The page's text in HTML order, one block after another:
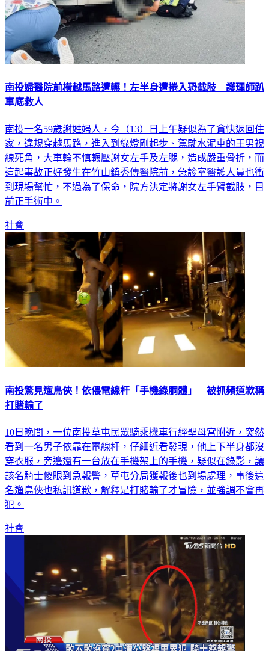
南投婦醫院前橫越馬路遭輾！左半身遭捲入恐截肢 護理師趴
車底救人
南投一名59歲謝姓婦人，今（13）日上午疑似為了貪快返回住
家，違規穿越馬路，進入到綠燈剛起步、駕駛水泥車的王男視
線死角，大車輪不慎輾壓謝女左手及左腿，造成嚴重骨折，而
這起事故正好發生在竹山鎮秀傳醫院前，急診室醫護人員也衝
到現場幫忙，不過為了保命，院方決定將謝女左手臂截肢，目
前正手術中。
社會
南投驚見遛鳥俠！依偎電線杆「手機錄胴體」 被抓頻道歉稱
打賭輸了
10日晚間，一位南投草屯民眾騎乘機車行經聖母宮附近，突然
看到一名男子依靠在電線杆，仔細近看發現，他上下半身都沒
穿衣服，旁邊還有一台放在手機架上的手機，疑似在錄影，讓
該名騎士傻眼到急報警，草屯分局獲報後也到場處理，事後這
名遛鳥俠也私訊道歉，解釋是打賭輸了才冒險，並強調不會再
犯。
社會